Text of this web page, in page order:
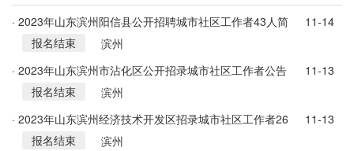
· 2023年山东滨州阳信县公开招聘城市社区工作者43人简
11-14
报名结束
滨州
· 2023年山东滨州市沾化区公开招录城市社区工作者公告
（100人）
11-13
报名结束
滨州
· 2023年山东滨州经济技术开发区招录城市社区工作者26
人公告
11-13
报名结束
滨州